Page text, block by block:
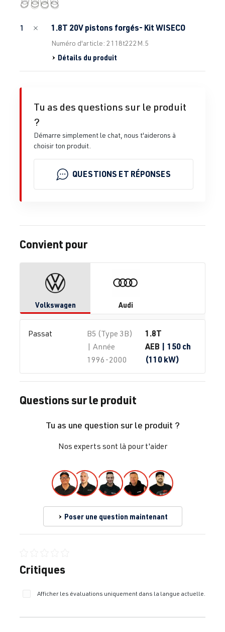
1 1.8T 20V pistons forgés- Kit WISECO
Numéro d'article: 2118t222M.5
Détails du produit
Tu as des questions sur le produit
?
Démarre simplement le chat, nous t'aiderons à
choisir ton produit.
QUESTIONS ET RÉPONSES
Convient pour
Volkswagen Audi
Passat
B5 (Type 3B)
| Année
1996-2000
1.8T
AEB | 150 ch
(110 kW)
Questions sur le produit
Tu as une question sur le produit ?
Nos experts sont là pour t'aider
Poser une question maintenant
Note moyenne de 0 sur 5 étoiles
Critiques
Afficher les évaluations uniquement dans la langue actuelle.